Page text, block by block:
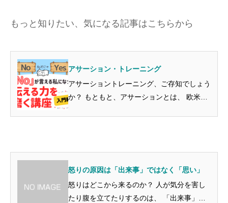
もっと知りたい、気になる記事はこちらから
アサーション・トレーニング
アサーショントレーニング、ご存知でしょう
か？ もともと、アサーションとは、 欧米で
己表現」と定義されま...
怒りの原因は「出来事」ではなく「思い」
怒りはどこから来るのか？ 人が気分を害し
たり腹を立てたりするのは、 「出来事」に